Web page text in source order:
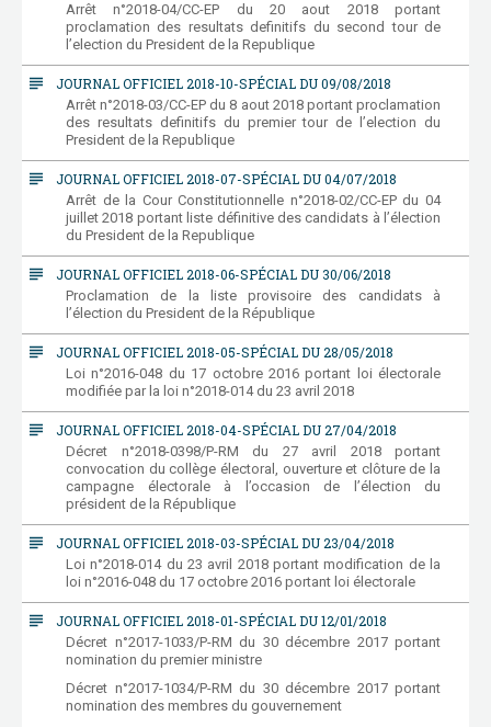
Arrêt n°2018-04/CC-EP du 20 aout 2018 portant
proclamation des resultats definitifs du second tour de
l’election du President de la Republique
subject JOURNAL OFFICIEL 2018-10-SPÉCIAL DU 09/08/2018
Arrêt n°2018-03/CC-EP du 8 aout 2018 portant proclamation
des resultats definitifs du premier tour de l’election du
President de la Republique
subject JOURNAL OFFICIEL 2018-07-SPÉCIAL DU 04/07/2018
Arrêt de la Cour Constitutionnelle n°2018-02/CC-EP du 04
juillet 2018 portant liste définitive des candidats à l’élection
du President de la Republique
subject JOURNAL OFFICIEL 2018-06-SPÉCIAL DU 30/06/2018
Proclamation de la liste provisoire des candidats à
l’élection du President de la République
subject JOURNAL OFFICIEL 2018-05-SPÉCIAL DU 28/05/2018
Loi n°2016-048 du 17 octobre 2016 portant loi électorale
modifiée par la loi n°2018-014 du 23 avril 2018
subject JOURNAL OFFICIEL 2018-04-SPÉCIAL DU 27/04/2018
Décret n°2018-0398/P-RM du 27 avril 2018 portant
convocation du collège électoral, ouverture et clôture de la
campagne électorale à l’occasion de l’élection du
président de la République
subject JOURNAL OFFICIEL 2018-03-SPÉCIAL DU 23/04/2018
Loi n°2018-014 du 23 avril 2018 portant modification de la
loi n°2016-048 du 17 octobre 2016 portant loi électorale
subject JOURNAL OFFICIEL 2018-01-SPÉCIAL DU 12/01/2018
Décret n°2017-1033/P-RM du 30 décembre 2017 portant
nomination du premier ministre
Décret n°2017-1034/P-RM du 30 décembre 2017 portant
nomination des membres du gouvernement